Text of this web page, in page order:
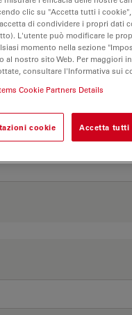
clic su "Accetta tutti i
di condividere i propri dati
L'utente può modificare le
momento nella sezione
al nostro sito Web. Per maggiori
consultare l'Informativa sui
Cookie Partners Details
cookie Accetta tutti